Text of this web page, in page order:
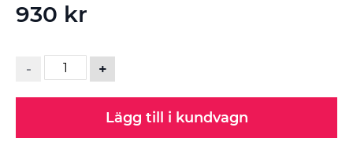
930 kr
- +
Lägg till i kundvagn